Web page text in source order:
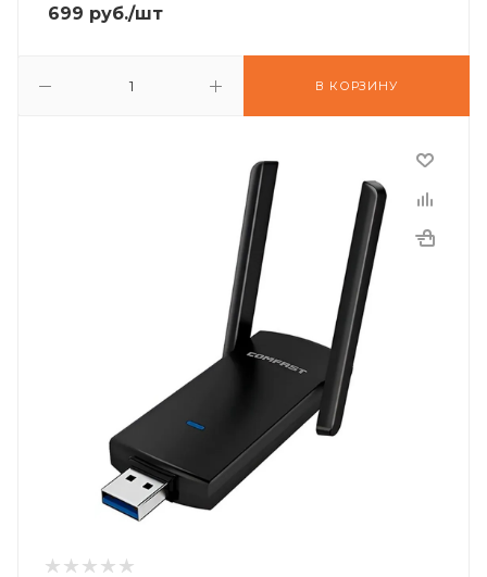
699 руб./шт
В КОРЗИНУ